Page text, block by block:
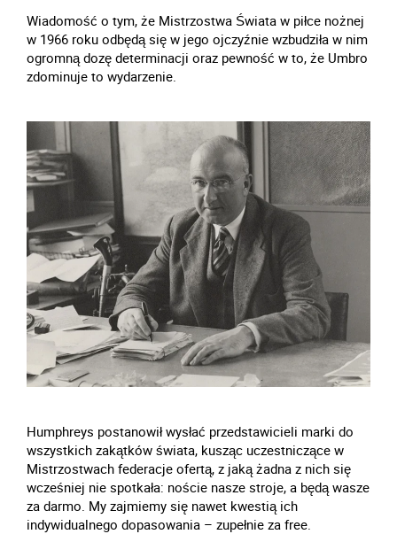
Wiadomość o tym, że Mistrzostwa Świata w piłce nożnej
w 1966 roku odbędą się w jego ojczyźnie wzbudziła w nim
ogromną dozę determinacji oraz pewność w to, że Umbro
zdominuje to wydarzenie.
Humphreys postanowił wysłać przedstawicieli marki do
wszystkich zakątków świata, kusząc uczestniczące w
Mistrzostwach federacje ofertą, z jaką żadna z nich się
wcześniej nie spotkała: noście nasze stroje, a będą wasze
za darmo. My zajmiemy się nawet kwestią ich
indywidualnego dopasowania – zupełnie za free.